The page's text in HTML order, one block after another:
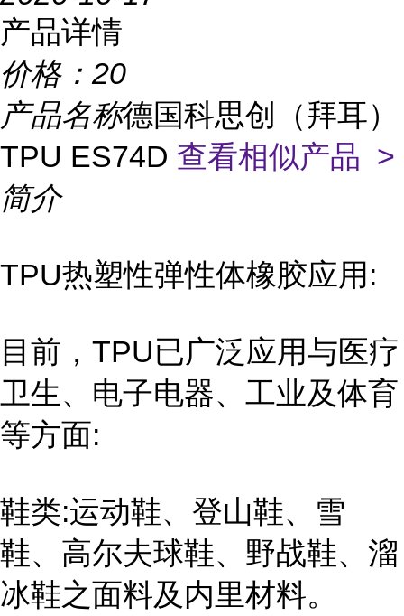
产品详情
价格： 20
产品名称德国科思创（拜耳）
TPU ES74D 查看相似产品 >
简介
TPU热塑性弹性体橡胶应用:
目前，TPU已广泛应用与医疗
卫生、电子电器、工业及体育
等方面:
鞋类:运动鞋、登山鞋、雪
鞋、高尔夫球鞋、野战鞋、溜
冰鞋之面料及内里材料。